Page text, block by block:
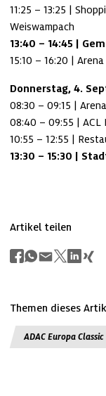
11:25 – 13:25 |
13:40 – 14:45 |
15:10 – 16:20 |
Donnerstag, 4.
08:30 – 09:15 |
08:40 – 09:55 | ACL
13:30 – 15:30 |
Artikel teilen
Themen dieses
ADAC Europa Classic